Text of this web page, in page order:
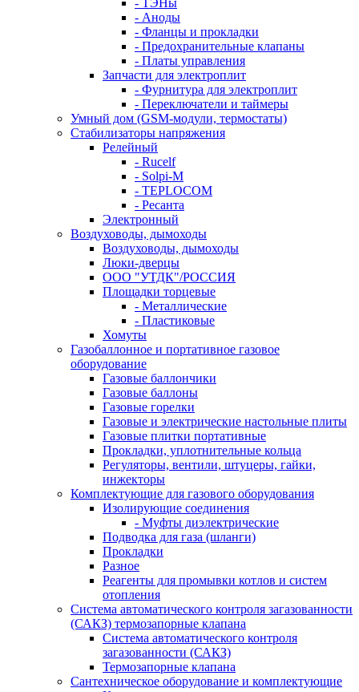
- ТЭНы
- Аноды
- Фланцы и прокладки
- Предохранительные клапаны
- Платы управления
Запчасти для электроплит
- Фурнитура для электроплит
- Переключатели и таймеры
Умный дом (GSM-модули, термостаты)
Cтабилизаторы напряжения
Релейный
- Rucelf
- Solpi-M
- TEPLOCOM
- Ресанта
Электронный
Воздуховоды, дымоходы
Воздуховоды, дымоходы
Люки-дверцы
ООО "УТДК"/РОССИЯ
Площадки торцевые
- Металлические
- Пластиковые
Хомуты
Газобаллонное и портативное газовое
оборудование
Газовые баллончики
Газовые баллоны
Газовые горелки
Газовые и электрические настольные плиты
Газовые плитки портативные
Прокладки, уплотнительные кольца
Регуляторы, вентили, штуцеры, гайки,
инжекторы
Комплектующие для газового оборудования
Изолирующие соединения
- Муфты диэлектрические
Подводка для газа (шланги)
Прокладки
Разное
Реагенты для промывки котлов и систем
отопления
Система автоматического контроля загазованности
(САКЗ) термозапорные клапана
Система автоматического контроля
загазованности (САКЗ)
Термозапорные клапана
Сантехническое оборудование и комплектующие